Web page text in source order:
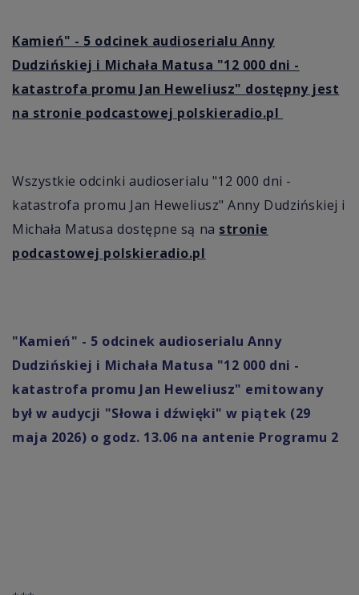
Kamień" - 5 odcinek audioserialu Anny
Dudzińskiej i Michała Matusa "12 000 dni -
katastrofa promu Jan Heweliusz" dostępny jest
na stronie podcastowej polskieradio.pl
Wszystkie odcinki audioserialu "12 000 dni -
katastrofa promu Jan Heweliusz" Anny Dudzińskiej i
Michała Matusa dostępne są na stronie
podcastowej polskieradio.pl
"Kamień" - 5 odcinek audioserialu Anny
Dudzińskiej i Michała Matusa "12 000 dni -
katastrofa promu Jan Heweliusz" emitowany
był w audycji "Słowa i dźwięki" w piątek (29
maja 2026) o godz. 13.06 na antenie Programu 2